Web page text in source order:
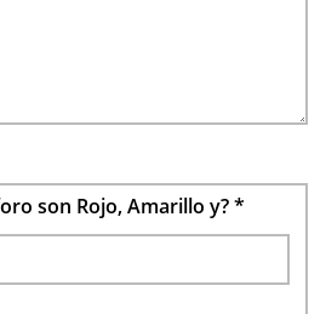
son Rojo, Amarillo y?*